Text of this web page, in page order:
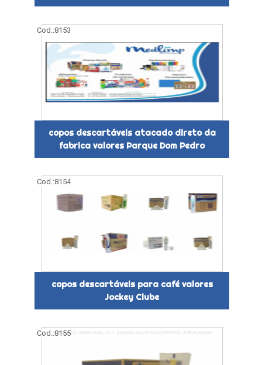
Cod.:8153
copos descartáveis atacado direto da
fabrica valores Parque Dom Pedro
Cod.:8154
copos descartáveis para café valores
Jockey Clube
Cod.:8155